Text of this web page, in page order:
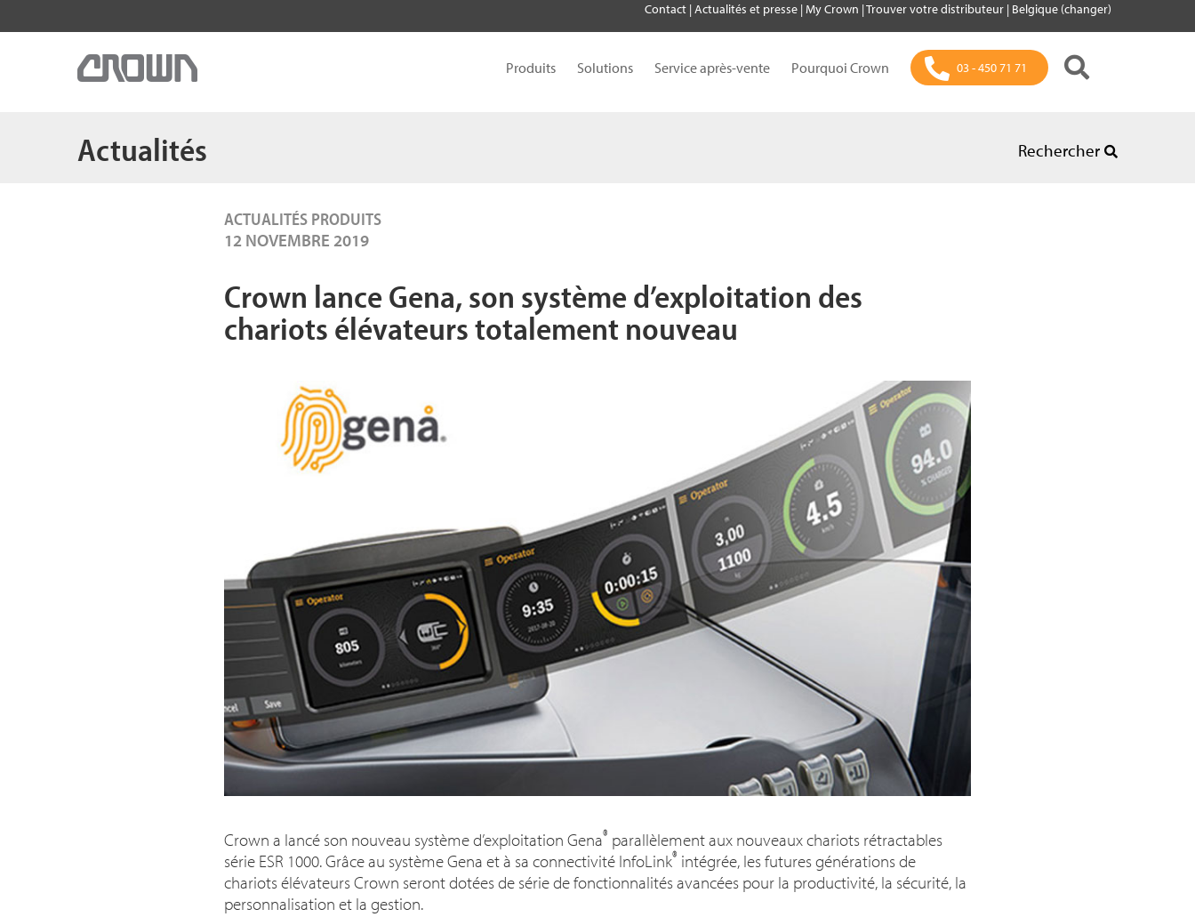
Contact |Actualités et presse |My Crown |Trouver votre distributeur | Belgique (changer)
Produits Solutions Service après-vente Pourquoi Crown 03 - 450 71 71
Actualités Rechercher
ACTUALITÉS PRODUITS
12 NOVEMBRE 2019
Crown lance Gena, son système d’exploitation des
chariots élévateurs totalement nouveau
Crown a lancé son nouveau système d’exploitation Gena® parallèlement aux nouveaux chariots rétractables
série ESR 1000. Grâce au système Gena et à sa connectivité InfoLink® intégrée, les futures générations de
chariots élévateurs Crown seront dotées de série de fonctionnalités avancées pour la productivité, la sécurité, la
personnalisation et la gestion.